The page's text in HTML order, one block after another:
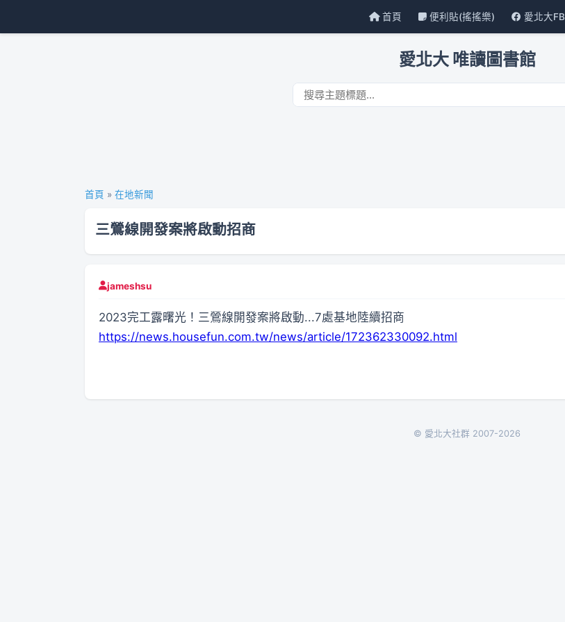
首頁 便利貼(搖搖樂) 愛北大FB
愛北大 唯讀圖書館
首頁 » 在地新聞
三鶯線開發案將啟動招商
jameshsu
2023完工露曙光！三鶯線開發案將啟動...7處基地陸續招商
https://news.housefun.com.tw/news/article/172362330092.html
© 愛北大社群 2007-2026